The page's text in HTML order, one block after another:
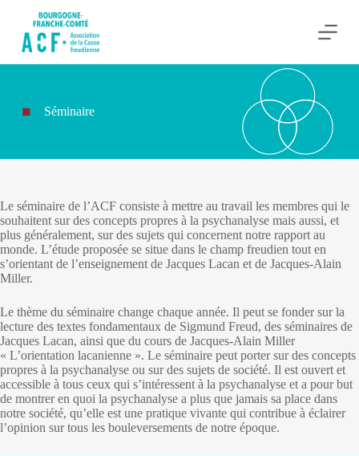
n
n
u
Séminaire
Le séminaire de l’ACF consiste à mettre au travail les membres qui le
souhaitent sur des concepts propres à la psychanalyse mais aussi, et
plus généralement, sur des sujets qui concernent notre rapport au
monde. L’étude proposée se situe dans le champ freudien tout en
s’orientant de l’enseignement de Jacques Lacan et de Jacques-Alain
Miller.
Le thème du séminaire change chaque année. Il peut se fonder sur la
lecture des textes fondamentaux de Sigmund Freud, des séminaires de
Jacques Lacan, ainsi que du cours de Jacques-Alain Miller
« L’orientation lacanienne ». Le séminaire peut porter sur des concepts
propres à la psychanalyse ou sur des sujets de société. Il est ouvert et
accessible à tous ceux qui s’intéressent à la psychanalyse et a pour but
de montrer en quoi la psychanalyse a plus que jamais sa place dans
notre société, qu’elle est une pratique vivante qui contribue à éclairer
l’opinion sur tous les bouleversements de notre époque.